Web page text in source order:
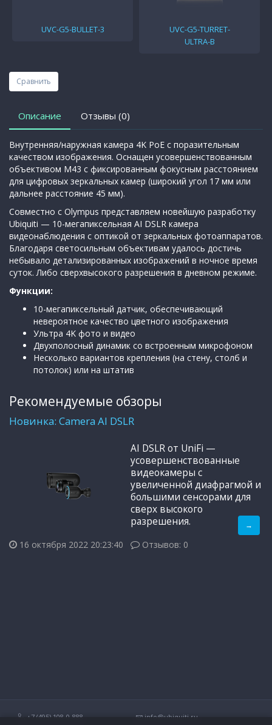
UVC-G5-BULLET-3
UVC-G5-TURRET-
ULTRA-B
Сравнить
Описание Отзывы (0)
Внутренняя/наружная камера 4K PoE с поразительным
качеством изображения. Оснащен усовершенствованным
объективом M43 с фиксированным фокусным расстоянием
для цифровых зеркальных камер (широкий угол 17 мм или
дальнее расстояние 45 мм).
Совместно с Olympus представляем новейшую разработку
Ubiquiti — 10-мегапиксельная AI DSLR камера
видеонаблюдения с оптикой от зеркальных фотоаппаратов.
Благодаря светосильным объективам удалось достичь
небывало детализированных изображений в ночное время
суток. Либо сверхвысокого разрешения в дневном режиме.
Функции:
10-мегапиксельный датчик, обеспечивающий
невероятное качество цветного изображения
Ультра 4K фото и видео
Двухполосный динамик со встроенным микрофоном
Несколько вариантов крепления (на стену, столб и
потолок) или на штатив
Рекомендуемые обзоры
Новинка: Camera AI DSLR
AI DSLR от UniFi —
усовершенствованные
видеокамеры с
увеличенной диафрагмой и
большими сенсорами для
сверх высокого
разрешения.
→
16 октября 2022 20:23:40 Отзывов: 0
+7 (495) 108-0-888 info@ubiquiti.ru